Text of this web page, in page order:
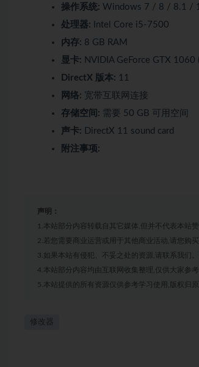
操作系统: Windows 7 / 8 / 8.1 /
处理器: Intel Core i5-7500
内存: 8 GB RAM
显卡: NVIDIA GeForce GTX 1060
DirectX 版本: 11
网络: 宽带互联网连接
存储空间: 需要 50 GB 可用空间
声卡: DirectX 11 sound card
附注事项:
声明：
1.本站部分内容转载自其它媒体,但并不代表本站
2.若您需要商业运营或用于其他商业活动,请您购
3.如果本站有侵犯、不妥之处的资源,请联系我们
4.本站部分内容均由互联网收集整理,仅供大家参
5.本站提供的所有资源仅供参考学习使用,版权归
修改器